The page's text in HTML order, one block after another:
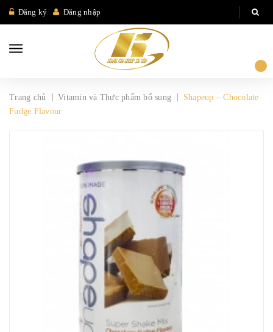
Đăng ký Đăng nhập
Trang chủ Vitamin và Thực phẩm bổ sung
Shapeup – Chocolate
Fudge Flavour